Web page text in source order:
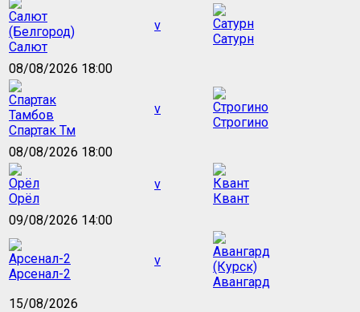
Салют
v
Сатурн
08/08/2026 18:00
Спартак Тм
v
Строгино
08/08/2026 18:00
Орёл
v
Квант
09/08/2026 14:00
Арсенал-2
v
Авангард
15/08/2026